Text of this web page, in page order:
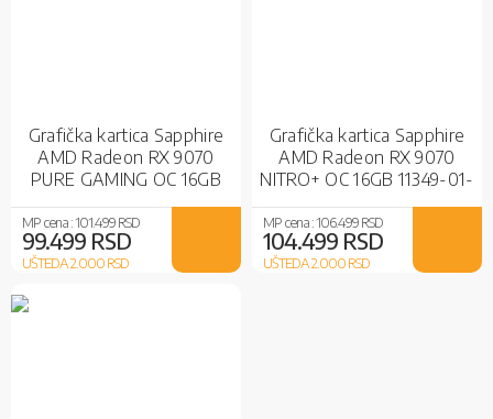
Grafička kartica Sapphire
AMD Radeon RX 9070
PURE GAMING OC 16GB
MP cena :101.499 RSD
99.499 RSD
UŠTEDA 2.000RSD
Grafička kartica Sapphire
AMD Radeon RX 9070
NITRO+ OC 16GB 11349-01-
MP cena :106.499 RSD
104.499 RSD
UŠTEDA 2.000RSD